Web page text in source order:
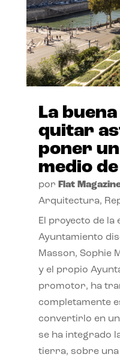
La
quitar
poner
medio
por Flat
Arquitectura,
El proyecto de la
Ayuntamiento
Masson, Sophie
y el propio
promotor, ha
completamente
convertirlo en
se ha integrado
tierra, sobre